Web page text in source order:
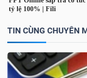
TIN CÙNG CHUYÊN
TÀI
CHÍNH
CÁ
NHÂN